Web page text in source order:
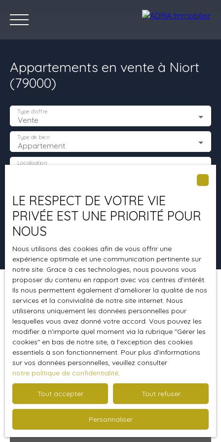
Accueil Acheter
Appartements en vente à Niort
(79000)
Vente
Type d'offre
Appartement
Type de bien
Localisation
Surface min (m²)
Rechercher
Pertinence
Trier par Créer une alerte
Nous contacter
Coup de cœur
LE RESPECT DE VOTRE VIE
PRIVÉE EST UNE PRIORITÉ POUR
NOUS
Nous utilisons des cookies afin de vous offrir une
expérience optimale et une communication pertinente sur
notre site. Grace à ces technologies, nous pouvons vous
proposer du contenu en rapport avec vos centres d'intérêt.
Ils nous permettent également d'améliorer la qualité de nos
services et la convivialité de notre site internet. Nous
utiliserons uniquement les données personnelles pour
lesquelles vous avez donné votre accord. Vous pouvez les
modifier à n'importe quel moment via la rubrique ″Gérer les
cookies″ en bas de notre site, à l'exception des cookies
essentiels à son fonctionnement. Pour plus d'informations
sur vos données personnelles, veuillez consulter
notre politique de confidentialité.
Tout accepter Tout refuser
Personnaliser